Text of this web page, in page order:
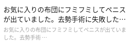
お気に入りの布団にフミフミしてペニス
が出ていました。去勢手術に失敗したの
でしょうか。
お気に入りの布団にフミフミしてペニスが出ていま
した。去勢手術 …